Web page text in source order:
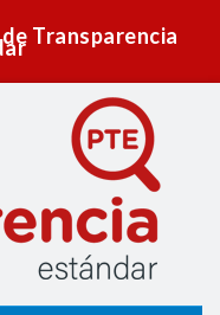
Transparencia